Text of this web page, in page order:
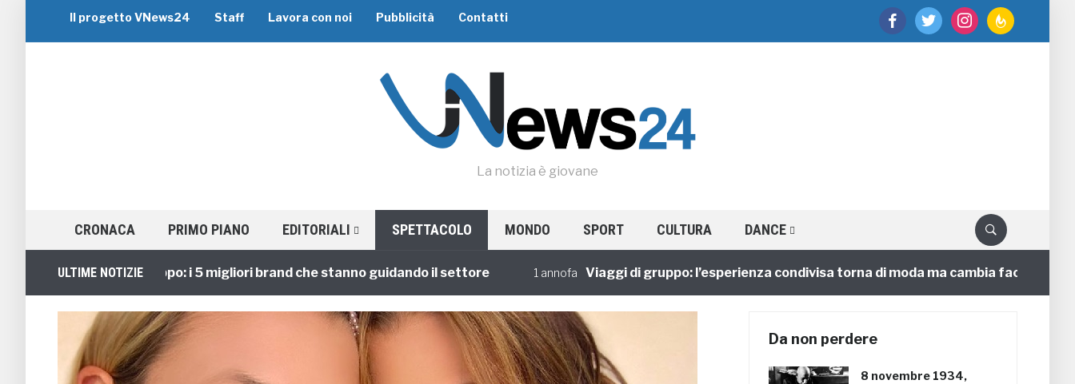
facebooktwitter instagramfeedburner
Il progetto VNews24 Staff Lavora con noi Pubblicità Contatti
La notizia è giovane
CRONACA PRIMO PIANO EDITORIALI SPETTACOLO MONDO SPORT CULTURA DANCE
ULTIME NOTIZIE
Viaggi di Gruppo: i 5 migliori brand che stanno guidando il settore 1 annofa Viaggi di gruppo: l’esperienza condivisa torna di moda ma cambia faccia
Da non perdere
8 novembre 1934,